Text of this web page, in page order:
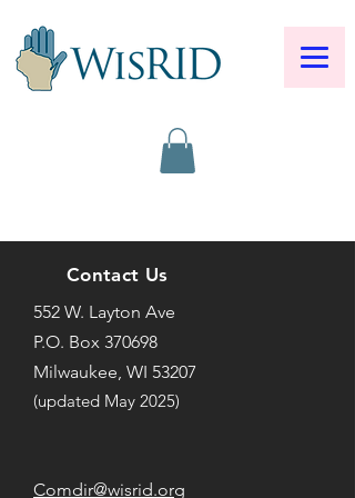
Contact Us
552 W. Layton Ave
P.O. Box 370698
Milwaukee, WI 53207
(updated May 2025) ​
Comdir@wisrid.org